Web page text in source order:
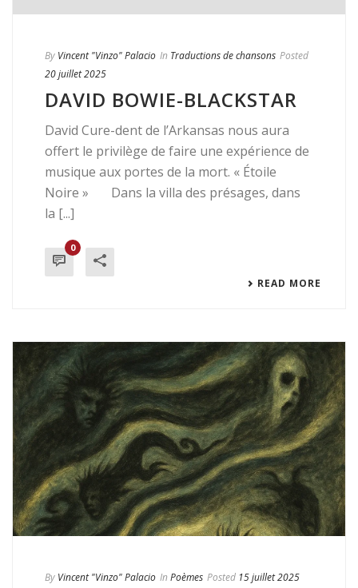
By Vincent "Vinzo" Palacio In Traductions de chansons Posted
20 juillet 2025
DAVID BOWIE-BLACKSTAR
David Cure-dent de l’Arkansas nous aura
offert le privilège de faire une expérience de
musique aux portes de la mort. « Étoile
Noire » Dans la villa des présages, dans
la [...]
0
READ MORE
By Vincent "Vinzo" Palacio In Poèmes Posted 15 juillet 2025